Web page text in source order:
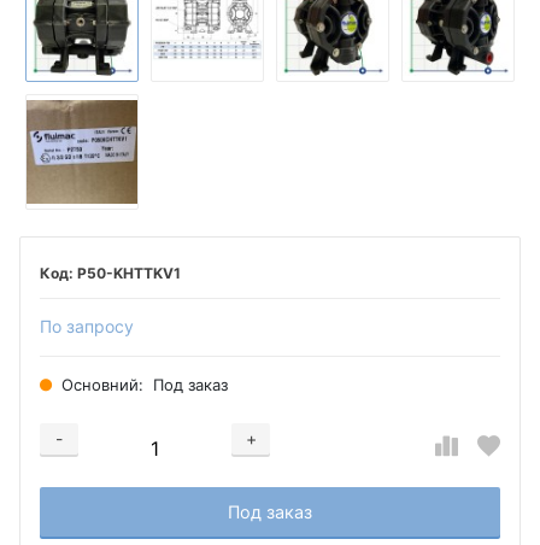
P50-KHTTKV1
По запросу
Основний: Под заказ
-
+
Добавляется...
Под заказ
Добавлен